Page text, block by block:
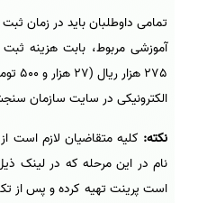
تمامی داوطلبان باید در زمان
آموزشی مربوط، بابت هزینه
275
الکترونیکی در سایت سازمان
نکته: کلیه متقاضیان لازم است
نام در این مرحله که در لینک
است پرینت تهیه کرده و پس از